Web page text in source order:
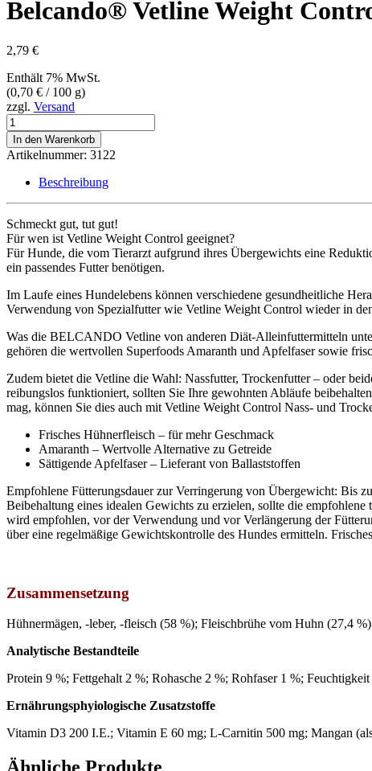
Belcando® Vetline Weight
2,79 €
Enthält 7% MwSt.
(0,70 € / 100 g)
zzgl. Versand
Belcando®
Vetline
Weight
Control
g
Dose
Menge
In den Warenkorb
Artikelnummer: 3122
Beschreibung
Schmeckt gut, tut gut!
Für wen ist Vetline Weight Control geeignet?
Für Hunde, die vom Tierarzt aufgrund ihres Übergewichts eine
ein passendes Futter benötigen.
Im Laufe eines Hundelebens können verschiedene gesundheitliche
Verwendung von Spezialfutter wie Vetline Weight Control wieder in
Was die BELCANDO Vetline von anderen Diät-Alleinfuttermitteln
gehören die wertvollen Superfoods Amaranth und Apfelfaser sowie
Zudem bietet die Vetline die Wahl: Nassfutter, Trockenfutter – oder
reibungslos funktioniert, sollten Sie Ihre gewohnten Abläufe
mag, können Sie dies auch mit Vetline Weight Control Nass- und
Frisches Hühnerfleisch – für mehr Geschmack
Amaranth – Wertvolle Alternative zu Getreide
Sättigende Apfelfaser – Lieferant von Ballaststoffen
Empfohlene Fütterungsdauer zur Verringerung von Übergewicht: Bis
Beibehaltung eines idealen Gewichts zu erzielen, sollte die
wird empfohlen, vor der Verwendung und vor Verlängerung der
über eine regelmäßige Gewichtskontrolle des Hundes ermitteln.
Zusammensetzung
Hühnermägen, -leber, -fleisch (58 %); Fleischbrühe vom Huhn (27,4
Analytische Bestandteile
Protein 9 %; Fettgehalt 2 %; Rohasche 2 %; Rohfaser 1 %;
Ernährungsphyiologische Zusatzstoffe
Vitamin D3 200 I.E.; Vitamin E 60 mg; L-Carnitin 500 mg; Mangan